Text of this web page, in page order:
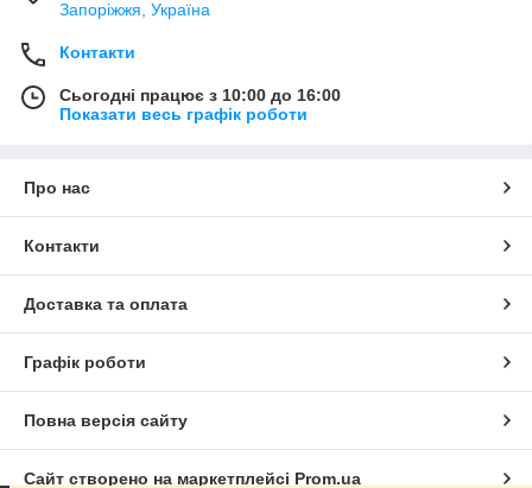
Запоріжжя, Україна
Контакти
Сьогодні працює з 10:00 до 16:00
Показати весь графік роботи
Про нас
Контакти
Доставка та оплата
Графік роботи
Повна версія сайту
Сайт створено на маркетплейсі Prom.ua